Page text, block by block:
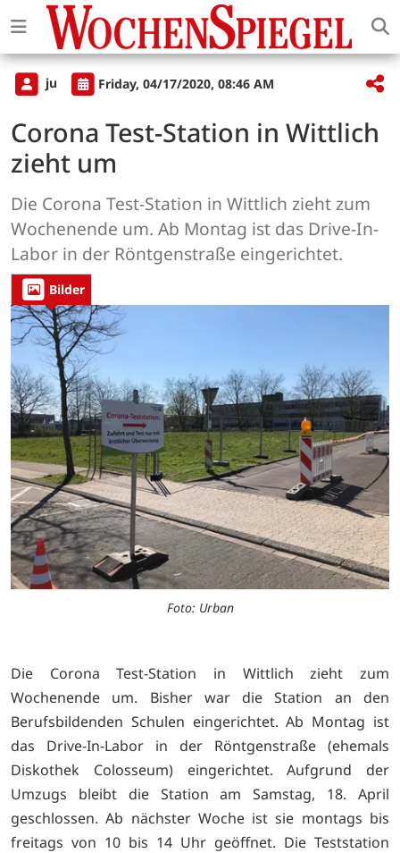
ju Friday, 04/17/2020, 08:46 AM
Corona Test-Station in Wittlich
zieht um
Die Corona Test-Station in Wittlich zieht zum
Wochenende um. Ab Montag ist das Drive-In-
Labor in der Röntgenstraße eingerichtet.
Bilder
Foto: Urban
Die Corona Test-Station in Wittlich zieht zum
Wochenende um. Bisher war die Station an den
Berufsbildenden Schulen eingerichtet. Ab Montag ist
das Drive-In-Labor in der Röntgenstraße (ehemals
Diskothek Colosseum) eingerichtet. Aufgrund der
Umzugs bleibt die Station am Samstag, 18. April
geschlossen. Ab nächster Woche ist sie montags bis
freitags von 10 bis 14 Uhr geöffnet. Die Teststation